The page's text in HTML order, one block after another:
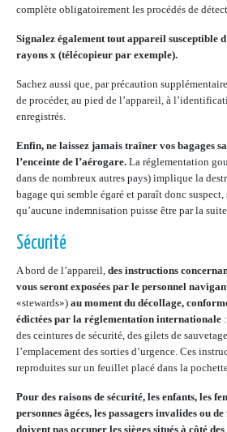
complète obligatoirement les procédés de
Signalez également tout appareil susceptible
rayons x (télécopieur par exemple).
Sachez aussi que, par précaution
de procéder, au pied de l’appareil, à
enregistrés.
Enfin, ne laissez jamais traîner vos bagages
l’enceinte de l’aérogare. La réglementation
dans de nombreux autres pays) implique la
bagage qui semble égaré et paraît donc suspect,
qu’aucune indemnisation puisse être par la
Sécurité
A bord de l’appareil, des instructions
vous seront exposées par le personnel
«stewards») au moment du décollage,
édictées par la réglementation internationale
des ceintures de sécurité, des gilets de
l’emplacement des sorties d’urgence. Ces
reproduites sur un feuillet placé dans la
Pour des raisons de sécurité, les enfants, les
personnes âgées, les passagers invalides ou
doivent pas occuper les sièges situés à côté des